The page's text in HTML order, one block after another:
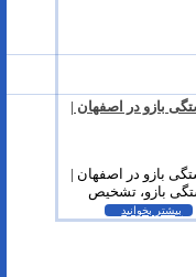
بازو در اصفهان |
بازو در اصفهان |
بازو، تشخیص
بیشتر بخوانید